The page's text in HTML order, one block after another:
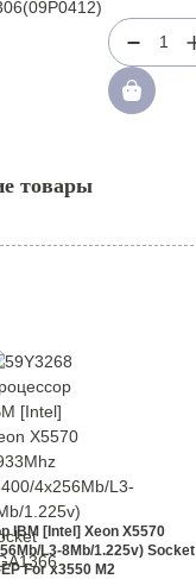
1
товары
IBM [Intel] Xeon X5570
L3-8Mb/1.225v) Socket
For x3550 M2